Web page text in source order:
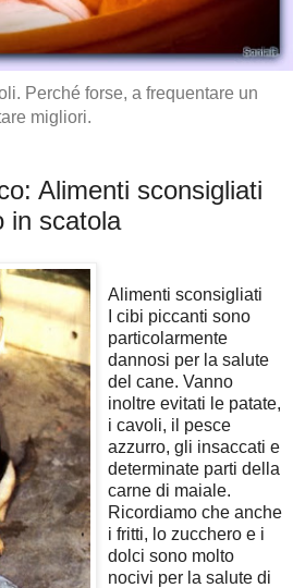
Perché forse, a frequentare un
migliori.
Alimenti sconsigliati
in scatola
Alimenti sconsigliati
I cibi piccanti sono
particolarmente
dannosi per la salute
del cane. Vanno
inoltre evitati le patate,
i cavoli, il pesce
azzurro, gli insaccati e
determinate parti della
carne di maiale.
Ricordiamo che anche
i fritti, lo zucchero e i
dolci sono molto
nocivi per la salute di